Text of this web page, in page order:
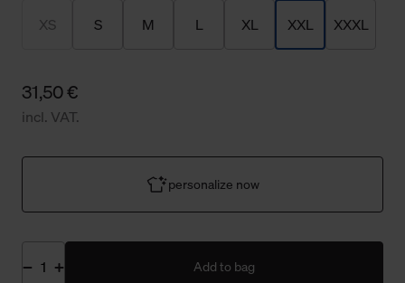
XS S M L XL XXL XXXL
31,50 €
incl. VAT.
personalize now
Add to bag